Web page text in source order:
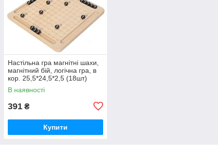
Настільна гра магнітні шахи,
магнітний бій, логічна гра, в
кор. 25,5*24,5*2,5 (18шт)
В наявності
391 ₴
Купити